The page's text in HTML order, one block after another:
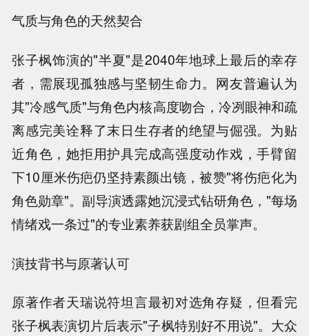
气质与角色的天然契合
张子枫饰演的"半夏"是2040年地球上最后的幸存
者，需展现孤独感与坚韧生命力。网友普遍认为
其"冷感气质"与角色内核高度吻合，冷冽眼神和疏
离感完美诠释了末日生存者的绝望与倔强。为贴
近角色，她拒用护具完成高强度动作戏，手臂留
下10厘米伤疤仍坚持素颜出镜，被赞"将伤疤化为
角色勋章"。副导演透露她沉浸式钻研角色，"每场
情绪戏一条过"的专业素养获剧组全员掌声。
演技背书与原著认可
原著作者天瑞说符坦言最初对选角存疑，但看完
张子枫表演切片后表示"子枫特别好不用说"。大众